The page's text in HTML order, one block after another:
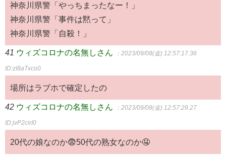
神奈川県警「やっちまったなー！」
神奈川県警「事件は黙って」
神奈川県警「自殺！」
41 ウィズコロナの名無しさん ：2023/09/08(金) 12:57:17.36
ID:zI8aTxco0
場所はラブホで確定したの
42 ウィズコロナの名無しさん ：2023/09/08(金) 12:57:29.27
ID:jvP2cirI0
20代の娘なのか😨50代の熟女なのか🤤